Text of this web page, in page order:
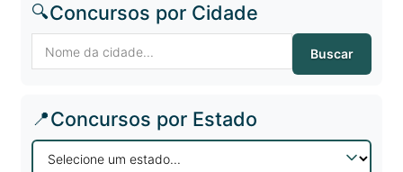
🔍Concursos por Cidade
Buscar
📍Concursos por Estado